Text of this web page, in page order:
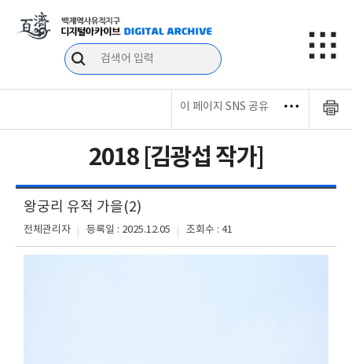
이 페이지 SNS 공유
2018 [김광섭 작가]
왕궁리 유적 가을(2)
전체관리자 등록일 : 2025.12.05 조회수 : 41